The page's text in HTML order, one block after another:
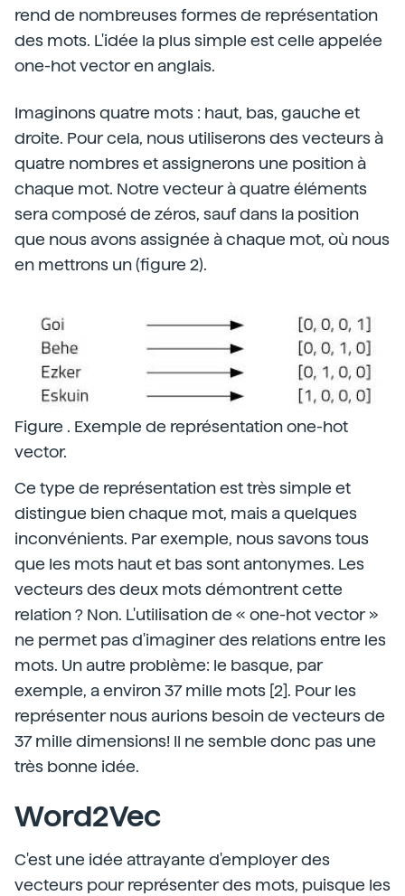
rend de nombreuses formes de représentation
des mots. L'idée la plus simple est celle appelée
one-hot vector en anglais.
Imaginons quatre mots : haut, bas, gauche et
droite. Pour cela, nous utiliserons des vecteurs à
quatre nombres et assignerons une position à
chaque mot. Notre vecteur à quatre éléments
sera composé de zéros, sauf dans la position
que nous avons assignée à chaque mot, où nous
en mettrons un (figure 2).
Figure . Exemple de représentation one-hot
vector.
Ce type de représentation est très simple et
distingue bien chaque mot, mais a quelques
inconvénients. Par exemple, nous savons tous
que les mots haut et bas sont antonymes. Les
vecteurs des deux mots démontrent cette
relation ? Non. L'utilisation de « one-hot vector »
ne permet pas d'imaginer des relations entre les
mots. Un autre problème: le basque, par
exemple, a environ 37 mille mots [2]. Pour les
représenter nous aurions besoin de vecteurs de
37 mille dimensions! Il ne semble donc pas une
très bonne idée.
Word2Vec
C'est une idée attrayante d'employer des
vecteurs pour représenter des mots, puisque les